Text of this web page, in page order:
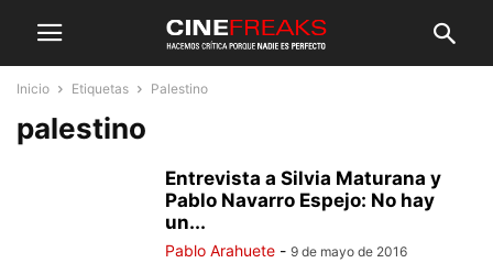
Inicio Etiquetas Palestino
palestino
Entrevista a Silvia Maturana y
Pablo Navarro Espejo: No hay
un...
Pablo Arahuete - 9 de mayo de 2016